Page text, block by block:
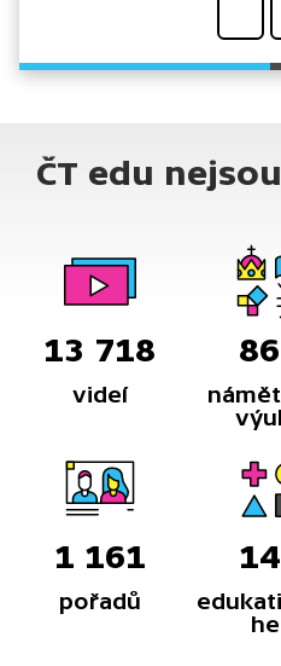
ČT edu
13 718
videí
1 161
pořadů